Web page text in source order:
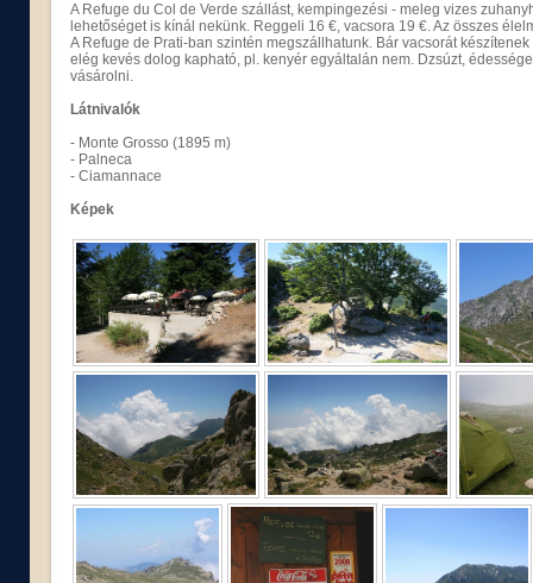
A Refuge du Col de Verde szállást, kempingezési - meleg vizes
lehetőséget is kínál nekünk. Reggeli 16 €, vacsora 19 €. Az összes
A Refuge de Prati-ban szintén megszállhatunk. Bár vacsorát
elég kevés dolog kapható, pl. kenyér egyáltalán nem. Dzsúzt,
vásárolni.
Látnivalók
- Monte Grosso (1895 m)
- Palneca
- Ciamannace
Képek